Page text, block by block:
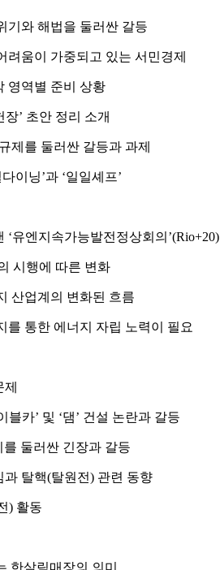
기와 해법을 둘러싼 갈등
움이 가중되고 있는 서민경제
영역별 준비 상황
’ 초안 정리 소개
제를 둘러싼 갈등과 과제
이닝’과 ‘일일셰프’
유엔지속가능발전정상회의’(Rio+20)
시행에 따른 변화
산업계의 변화된 흐름
통한 에너지 자립 노력이 필요
카’ 및 ‘댐’ 건설 논란과 갈등
둘러싼 긴장과 갈등
탈핵(탈원전) 관련 동향
) 활동
한살림매장의 의미